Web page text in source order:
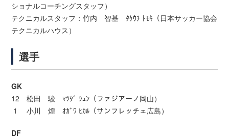
ショナルコーチングスタッフ）
テクニカルスタッフ：竹内 智基 ﾀｹｳﾁ ﾄﾓｷ（日本サッカー協会
テクニカルハウス）
選手
GK
12 松田 駿 ﾏﾂﾀﾞ ｼｭﾝ（ファジアーノ岡山）
1 小川 煌 ｵｶﾞﾜ ﾋｶﾙ（サンフレッチェ広島）
DF